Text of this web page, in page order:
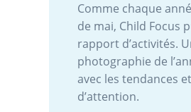
Comme chaque
de mai, Child Focus
rapport d’activités.
photographie de
avec les tendances
d’attention.